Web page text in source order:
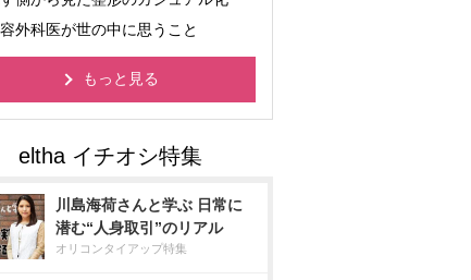
外科医が世の中に思うこと
もっと見る
川島海荷さんと学ぶ 日常に
潜む“人身取引”のリアル
オリコンタイアップ特集